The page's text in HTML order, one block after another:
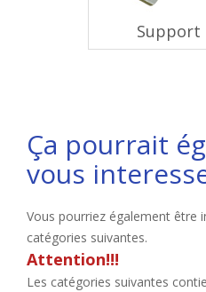
Support
Ça pourrait
vous
Vous pourriez également être
catégories suivantes.
Attention!!!
Les catégories suivantes